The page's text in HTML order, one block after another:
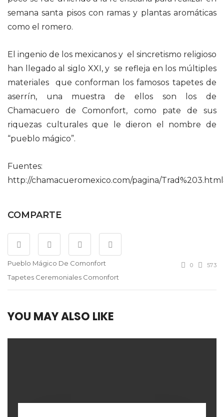
semana santa pisos con ramas y plantas aromáticas
como el romero.
El ingenio de los mexicanos y el sincretismo religioso
han llegado al siglo XXI, y se refleja en los múltiples
materiales que conforman los famosos tapetes de
aserrín, una muestra de ellos son los de
Chamacuero de Comonfort, como pate de sus
riquezas culturales que le dieron el nombre de
“pueblo mágico”.
Fuentes:
http://chamacueromexico.com/pagina/
COMPARTE
Pueblo Mágico De Comonfort
Tapetes Ceremoniales Comonfort
0 573
YOU MAY ALSO LIKE